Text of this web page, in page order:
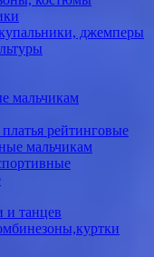
джемперы
мальчикам
рейтинговые
мальчикам
и танцев